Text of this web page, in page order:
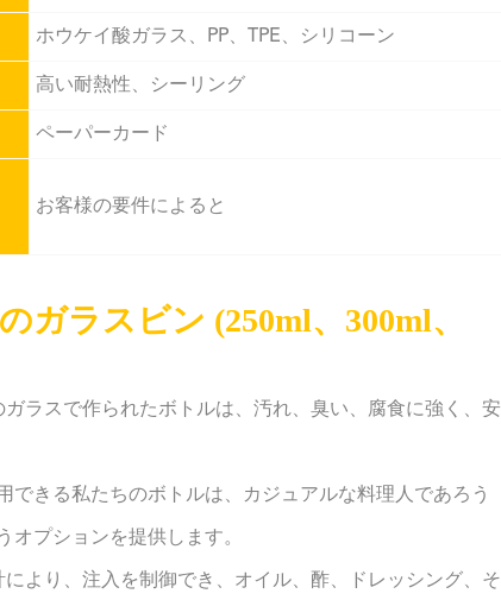
ホウケイ酸ガラス、PP、TPE、シリコーン
高い耐熱性、シーリング
ペーパーカード
お客様の要件によると
ラスビン (250ml、300ml、
ラスで作られたボトルは、汚れ、臭い、腐食に強く、安
きる私たちのボトルは、カジュアルな料理人であろう
プションを提供します。
より、注入を制御でき、オイル、酢、ドレッシング、そ